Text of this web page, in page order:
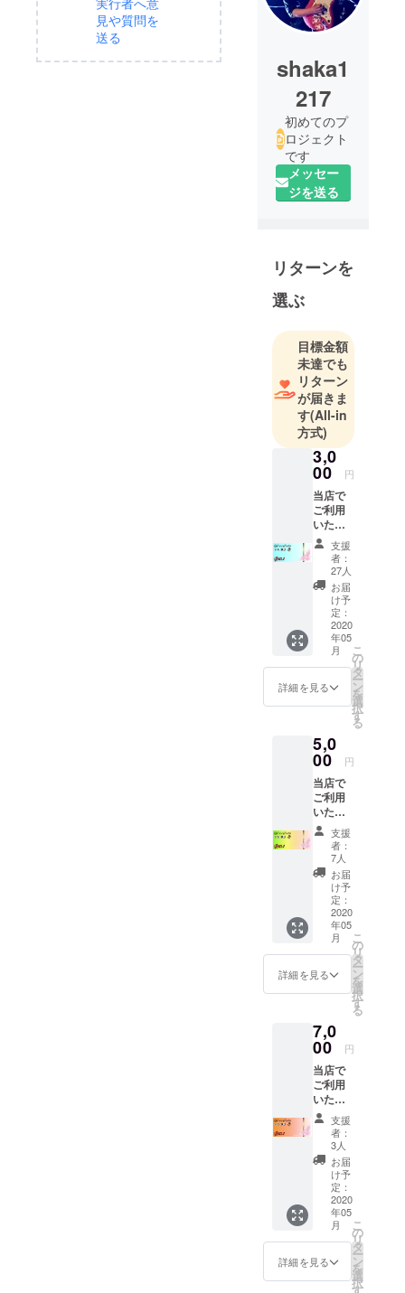
見や質問を
送る
shaka1
217
初めてのプ
ロジェクト
です
メッセー
ジを送る
リターンを
選ぶ
目標金額
未達でも
リターン
が届きま
す(All-in
方式)
3,0
00 円
当店で
ご利用
いただ
けます
お食事
券＋お
礼の
メール
コロナ
が収ま
りまし
たら是
非ご利
用くだ
さい！
お得な
お食事
券で
す。 有
効期間
は有り
ませ
ん。
支援
者：
27人
お届
け予
定：
2020
年05
月
詳細を見る
こ
の
リ
タ
ー
ン
を
選
択
す
る
5,0
00 円
当店で
ご利用
いただ
けます
お食事
券＋お
礼の
メール
コロナ
が収ま
りまし
たら是
非ご利
用くだ
さい！
お得な
お食事
券で
す。 有
効期間
は有り
ませ
ん。
支援
者：
7人
お届
け予
定：
2020
年05
月
詳細を見る
こ
の
リ
タ
ー
ン
を
選
択
す
る
7,0
00 円
当店で
ご利用
いただ
けます
お食事
券＋お
礼の
メール
コロナ
が収ま
りまし
たら是
非ご利
用くだ
さい！
支援
者：
3人
お届
け予
定：
2020
年05
月
詳細を見る
こ
の
リ
タ
ー
ン
を
選
択